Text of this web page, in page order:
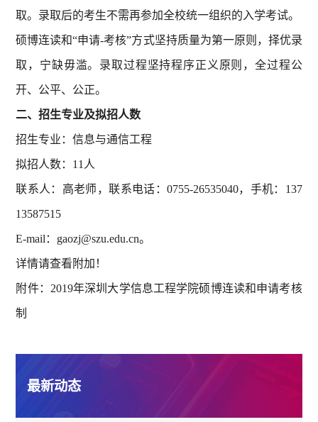
取。录取后的考生不需再参加全校统一组织的入学考试。
硕博连读和“申请-考核”方式坚持质量为第一原则，择优录
取，宁缺毋滥。录取过程坚持程序正义原则，全过程公
开、公平、公正。
二、招生专业及拟招人数
招生专业：信息与通信工程
拟招人数：11人
联系人：高老师，联系电话：0755-26535040，手机：137
13587515
E-mail：gaozj@szu.edu.cn。
详情请查看附加！
附件：2019年深圳大学信息工程学院硕博连读和申请考核
制
最新动态